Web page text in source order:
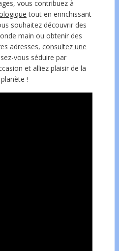
vous contribuez à
tout en enrichissant
souhaitez découvrir des
main ou obtenir des
adresses, consultez une
vous séduire par
et alliez plaisir de la
!